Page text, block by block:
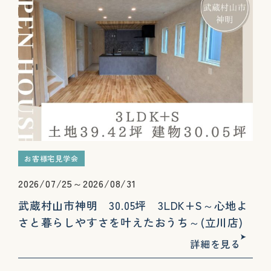
お客様宅見学会
2026/07/25～2026/08/31
武蔵村山市神明 30.05坪 3LDK+S～心地よ
さと暮らしやすさを叶えたおうち～(立川店)
詳細を見る